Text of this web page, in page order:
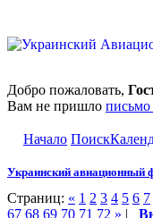
Добро пожаловать,
Вам не пришло письмо
Начало Поиск
Украинский авиационный
Страниц: « 1 2 3 4 5 6 7
67 68 69 70 71 72 » |